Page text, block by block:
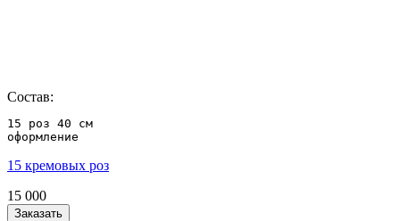
Состав:
15 роз 40 см
оформление
15 кремовых роз
15 000
Заказать